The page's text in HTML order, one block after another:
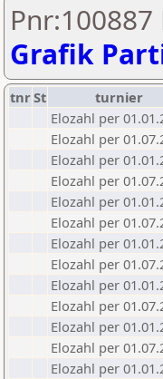
Grafik
tnrSt turnier
Elozahl per
Elozahl per
Elozahl per
Elozahl per
Elozahl per
Elozahl per
Elozahl per
Elozahl per
Elozahl per
Elozahl per
Elozahl per
Elozahl per
Elozahl per